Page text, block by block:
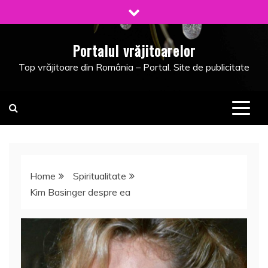
to
Portalul vrăjitoarelor
Top vrăjitoare din România – Portal. Site de publicitate
Home
Spiritualitate
Kim Basinger despre ea